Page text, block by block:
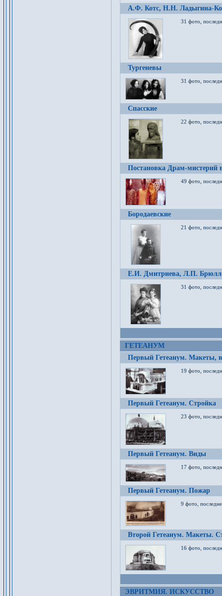
А.Ф. Котс, Н.Н. Ладыгина-
31 фото,
Тургеневы
31 фото,
Спасские
22 фото,
Постановка Драм-мистерий
49 фото,
Бородаевские
21 фото,
Е.И. Дмитриева, Л.П.
31 фото,
ГЕТЕАНУМ
Первый Гетеанум. Макеты,
19 фото,
Первый Гетеанум. Стройка
23 фото,
Первый Гетеанум. Виды
17 фото,
Первый Гетеанум. Пожар
9 фото,
Второй Гетеанум. Макеты.
16 фото,
ЭВРИТМИЯ. ИСКУССТВО